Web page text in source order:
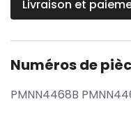
Livraison et
Numéros de
PMNN4468B